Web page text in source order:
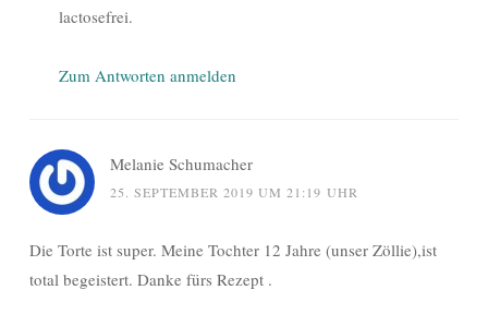
lactosefrei.
Zum Antworten anmelden
Melanie Schumacher
25. SEPTEMBER 2019 UM 21:19 UHR
Die Torte ist super. Meine Tochter 12 Jahre (unser Zöllie),ist
total begeistert. Danke fürs Rezept .